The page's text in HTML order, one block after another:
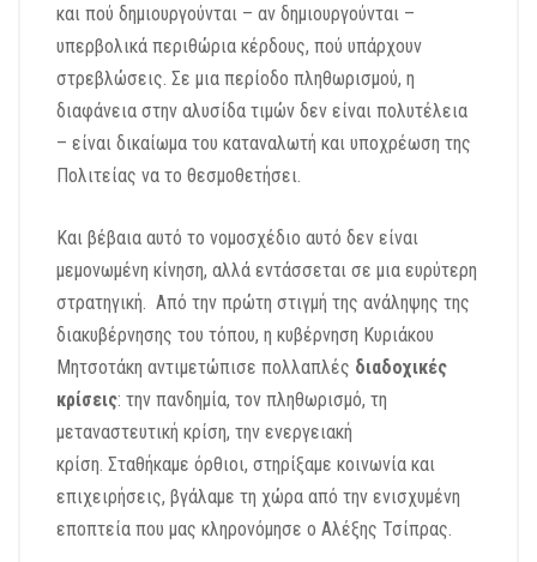
και πού δημιουργούνται – αν δημιουργούνται –
υπερβολικά περιθώρια κέρδους, πού υπάρχουν
στρεβλώσεις. Σε μια περίοδο πληθωρισμού, η
διαφάνεια στην αλυσίδα τιμών δεν είναι πολυτέλεια
– είναι δικαίωμα του καταναλωτή και υποχρέωση της
Πολιτείας να το θεσμοθετήσει.
Και βέβαια αυτό το νομοσχέδιο αυτό δεν είναι
μεμονωμένη κίνηση, αλλά εντάσσεται σε μια ευρύτερη
στρατηγική. Από την πρώτη στιγμή της ανάληψης της
διακυβέρνησης του τόπου, η κυβέρνηση Κυριάκου
Μητσοτάκη αντιμετώπισε πολλαπλές διαδοχικές
κρίσεις: την πανδημία, τον πληθωρισμό, τη
μεταναστευτική κρίση, την ενεργειακή
κρίση. Σταθήκαμε όρθιοι, στηρίξαμε κοινωνία και
επιχειρήσεις, βγάλαμε τη χώρα από την ενισχυμένη
εποπτεία που μας κληρονόμησε ο Αλέξης Τσίπρας.